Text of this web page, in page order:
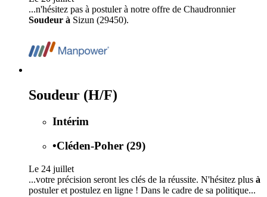
...n'hésitez pas à postuler à notre offre de Chaudronnier
Soudeur à Sizun (29450).
Soudeur (H/F)
Intérim
•Cléden-Poher (29)
Le 24 juillet
...votre précision seront les clés de la réussite. N'hésitez plus à
postuler et postulez en ligne ! Dans le cadre de sa politique...